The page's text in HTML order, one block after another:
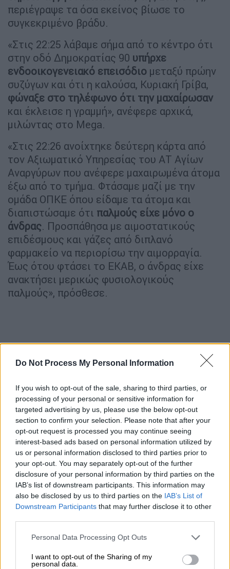
Do Not Process My Personal Information
If you wish to opt-out of the sale, sharing to third parties, or
processing of your personal or sensitive information for
targeted advertising by us, please use the below opt-out
section to confirm your selection. Please note that after your
opt-out request is processed you may continue seeing
interest-based ads based on personal information utilized by
us or personal information disclosed to third parties prior to
your opt-out. You may separately opt-out of the further
disclosure of your personal information by third parties on the
IAB’s list of downstream participants. This information may
also be disclosed by us to third parties on the IAB’s List of
Downstream Participants that may further disclose it to other
Please note that this website/app uses one or more Google
not limited to your visit or usage behaviour. You may click to
grant or deny consent to Google and its third-party tags to
Personal Data Processing Opt Outs
I want to opt-out of the Sharing of my
personal data.
περιέγραψε τα όσα εκείνος βίωσε το
συγκεκριμένο βράδυ.
«Στις 22:25 λάβαμε σήμα από το κέντρο ότι
στην οδό Δημοκρατίας 90 υπήρχε
ενδοοικογενειακό επεισόδιο μεταξύ πρώην
συζύγων και ότι η καλούσα, Κυριακή Γρίβα,
φώναξε στο τηλέφωνο ότι την μαχαίρωσαν
και έκλεισε η γραμμή», ανέφερε αρχικά,
μιλώντας στο Mega.
«Στις 22:26 ανοίχτηκε δεύτερη κάρτα από
τον Αξιωματικό Υπηρεσίας του ΑΤ Αγίων
Αναργύρων που ανέφερε μαχαιρωμένα άτομα
έξω από το τμήμα. Φτάσαμε μαζί με την
ομάδα ΟΠΚΕ όπου είδαμε τα άτομα και
διαπιστώσαμε ότι παλμούς είχε μόνο ο
άνδρας. Προσπάθησα με αιμοστατικούς
επιδέσμους και γάζες από διπλανό
φαρμακείο να περιορίσω την αιμορραγία.
Έως ότου φτάσει το ΕΚΑΒ, ο άνδρας είχε
ανακτήσει μερικώς φυσιολογικούς
παλμούς», πρόσθεσε.
Τι λέει φίλος τού αυτόπτη μάρτυρα
Φίλος του 37χρονου-που στάθηκε στο
πλευρό της 28χρονης, τη στήριξε και την
έπεισε να πάει στις Αρχές, πριν τη δει να
δολοφονείται μπροστά του- μίλησε για την
κατάσταση του αυτόπτη μάρτυρα: «Νομίζωη
ζωή του κάπου εκεί τελείωσε
όταν την είδε,
γιατί στα χέρια του πέθανε η Κυριακή. Οπότε
θεωρώ ότι η ζωή του γι’αυτόν. Τουλάχιστον